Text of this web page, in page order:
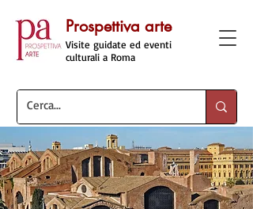
Visite guidate ed eventi
culturali a Roma
Prospettiva arte